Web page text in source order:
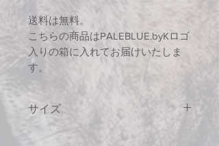
送料は無料。
こちらの商品はPALEBLUE.byKロゴ
入りの箱に入れてお届けいたしま
す。
サイズ
全長 約18cm